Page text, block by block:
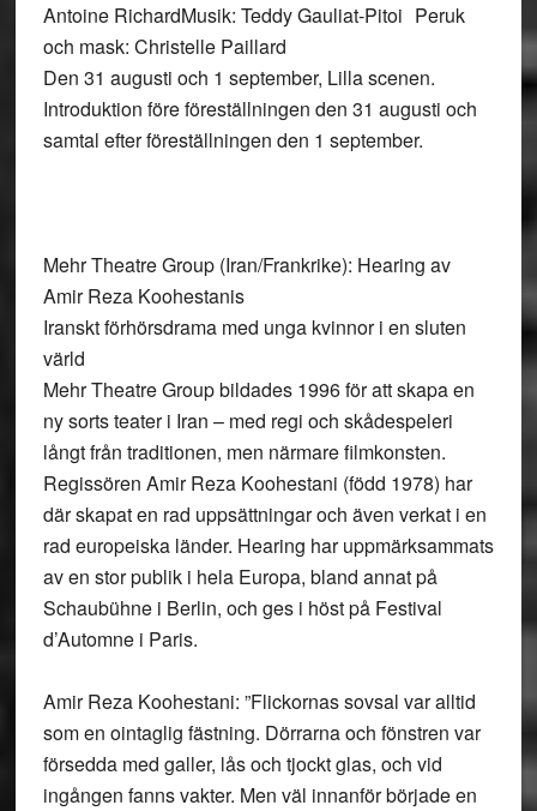
Antoine RichardMusik: Teddy Gauliat-Pitoi Peruk
och mask: Christelle Paillard
Den 31 augusti och 1 september, Lilla scenen.
Introduktion före föreställningen den 31 augusti och
samtal efter föreställningen den 1 september.
Mehr Theatre Group (Iran/Frankrike): Hearing av
Amir Reza Koohestanis
Iranskt förhörsdrama med unga kvinnor i en sluten
värld
Mehr Theatre Group bildades 1996 för att skapa en
ny sorts teater i Iran – med regi och skådespeleri
långt från traditionen, men närmare filmkonsten.
Regissören Amir Reza Koohestani (född 1978) har
där skapat en rad uppsättningar och även verkat i en
rad europeiska länder. Hearing har uppmärksammats
av en stor publik i hela Europa, bland annat på
Schaubühne i Berlin, och ges i höst på Festival
d’Automne i Paris.
Amir Reza Koohestani: ”Flickornas sovsal var alltid
som en ointaglig fästning. Dörrarna och fönstren var
försedda med galler, lås och tjockt glas, och vid
ingången fanns vakter. Men väl innanför började en